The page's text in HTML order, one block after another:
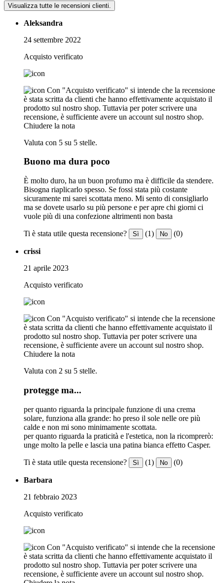
Visualizza tutte le recensioni clienti.
Aleksandra
24 settembre 2022
Acquisto verificato
Con "Acquisto verificato" si intende che la recensione
è stata scritta da clienti che hanno effettivamente acquistato il
prodotto sul nostro shop. Tuttavia per poter scrivere una
recensione, è sufficiente avere un account sul nostro shop.
Chiudere la nota
Valuta con 5 su 5 stelle.
Buono ma dura poco
È molto duro, ha un buon profumo ma è difficile da stendere.
Bisogna riaplicarlo spesso. Se fossi stata più costante
sicuramente mi sarei scottata meno. Mi sento di consigliarlo
ma se dovete usarlo su più persone e per apre chi giorni ci
vuole più di una confezione altrimenti non basta
Ti è stata utile questa recensione? Sì (1) No (0)
crissi
21 aprile 2023
Acquisto verificato
Con "Acquisto verificato" si intende che la recensione
è stata scritta da clienti che hanno effettivamente acquistato il
prodotto sul nostro shop. Tuttavia per poter scrivere una
recensione, è sufficiente avere un account sul nostro shop.
Chiudere la nota
Valuta con 2 su 5 stelle.
protegge ma...
per quanto riguarda la principale funzione di una crema
solare, funziona alla grande: ho preso il sole nelle ore più
calde e non mi sono minimamente scottata.
per quanto riguarda la praticità e l'estetica, non la ricomprerò:
unge molto la pelle e lascia una patina bianca effetto Casper.
Ti è stata utile questa recensione? Sì (1) No (0)
Barbara
21 febbraio 2023
Acquisto verificato
Con "Acquisto verificato" si intende che la recensione
è stata scritta da clienti che hanno effettivamente acquistato il
prodotto sul nostro shop. Tuttavia per poter scrivere una
recensione, è sufficiente avere un account sul nostro shop.